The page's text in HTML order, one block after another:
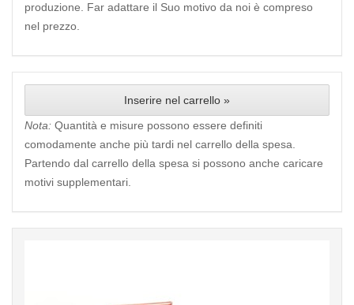
produzione. Far adattare il Suo motivo da noi è compreso
nel prezzo.
Inserire nel carrello »
Nota: Quantità e misure possono essere definiti
comodamente anche più tardi nel carrello della spesa.
Partendo dal carrello della spesa si possono anche caricare
motivi supplementari.